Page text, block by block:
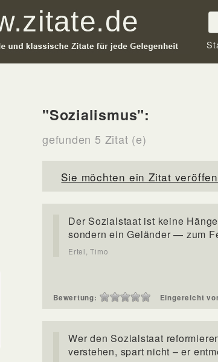
"Sozialismus":
gefunden 5 Zitat (e)
Sie möchten ein Zitat
Der Sozialstaat ist keine
sondern ein Geländer — zum
Ertel, Timo
Bewertung: Eingereicht
Wer den Sozialstaat
verstehen, spart nicht – er